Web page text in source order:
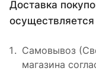
Доставка
Самовывоз
магазина